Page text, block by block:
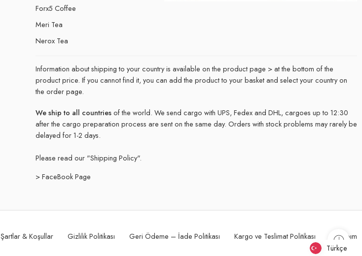
Forx5 Coffee
Meri Tea
Nerox Tea
Information about shipping to your country is available on the product page > at the bottom of the
product price. If you cannot find it, you can add the product to your basket and select your country on
the order page.
We ship to all countriesof the world. We send cargo with UPS, Fedex and DHL, cargoes up to 12:30
after the cargo preparation process are sent on the same day. Orders with stock problems may rarely be
delayed for 1-2 days.
Please read our "Shipping Policy".
> FaceBook Page
Şartlar & Koşullar Gizlilik Politikası Geri Ödeme – İade Politikası Kargo ve Teslimat Politikası
Hesabım
Türkçe
Türkçe